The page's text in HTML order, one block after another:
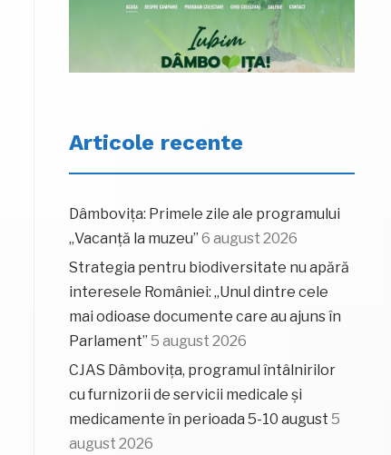
Articole recente
Dâmbovița: Primele zile ale programului
„Vacanță la muzeu” 6 august 2026
Strategia pentru biodiversitate nu apără
interesele României: „Unul dintre cele
mai odioase documente care au ajuns în
Parlament” 5 august 2026
CJAS Dâmbovița, programul întâlnirilor
cu furnizorii de servicii medicale și
medicamente în perioada 5-10 august 5
august 2026